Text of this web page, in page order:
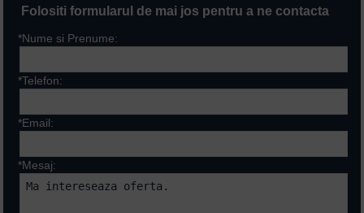
Folositi formularul de mai jos pentru a ne contacta
*Nume si Prenume:
*Telefon:
*Email:
*Mesaj: